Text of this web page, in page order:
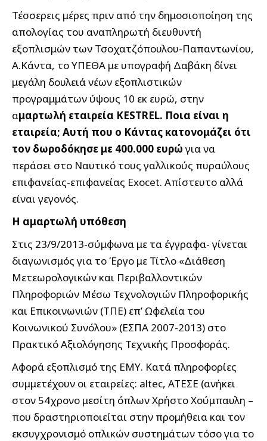
Τέσσερεις μέρες πριν από την δημοσιοποίηση της
απολογίας του αναπληρωτή διευθυντή
εξοπλισμών των Τσοχατζόπουλου-Παπαντωνίου,
Α.Κάντα, το ΥΠΕΘΑ με υπογραφή Δαβάκη δίνει
μεγάλη δουλειά νέων εξοπλιστικών
προγραμμάτων ύψους 10 εκ ευρώ, στην
αμαρτωλή εταιρεία ΚESTREL. Ποια είναι η
εταιρεία; Αυτή που ο Κάντας κατονομάζει ότι
τον δωροδόκησε με 400.000 ευρώγια να
περάσει στο Ναυτικό τους γαλλικούς πυραύλους
επιφανείας-επιφανείας Exocet. Απίστευτο αλλά
είναι γεγονός.
Η αμαρτωλή υπόθεση
Στις 23/9/2013-σύμφωνα με τα έγγραφα- γίνεται
διαγωνισμός για το Έργο με Τίτλο «Διάθεση
Μετεωρολογικών και Περιβαλλοντικών
Πληροφοριών Μέσω Τεχνολογιών Πληροφορικής
και Επικοινωνιών (ΤΠΕ) επ’ Ωφελεία του
Κοινωνικού Συνόλου» (ΕΣΠΑ 2007-2013) στο
Πρακτικό Αξιολόγησης Τεχνικής Προσφοράς.
Αφορά εξοπλισμό της ΕΜΥ. Κατά πληροφορίες
συμμετέχουν οι εταιρείες: altec, ΑΤΕΣE (ανήκει
στον 54χρονο μεσίτη όπλων Χρήστο Χούμπαυλη –
που δραστηριοποιείται στην προμήθεια και τον
εκσυγχρονισμό οπλικών συστημάτων τόσο για το